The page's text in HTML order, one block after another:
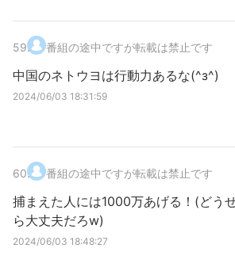
59. 番組の途中ですが転載は禁止です
中国のネトウヨは行動力あるな(^з^)
2024/06/03 18:31:59
60. 番組の途中ですが転載は禁止です
捕まえた人には1000万あげる！(どう
ら大丈夫だろw)
2024/06/03 18:48:27